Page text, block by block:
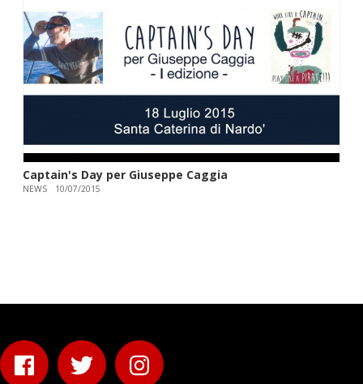
Captain's Day per Giuseppe Caggia
NEWS 10/07/2015